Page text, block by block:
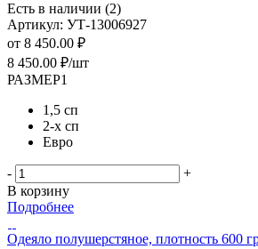
Есть в наличии (2)
Артикул: УТ-13006927
от 8 450.00 ₽
8 450.00 ₽/шт
РАЗМЕР1
1,5 сп
2-х сп
Евро
-
+
В корзину
Подробнее
Одеяло полушерстяное, плотность 600